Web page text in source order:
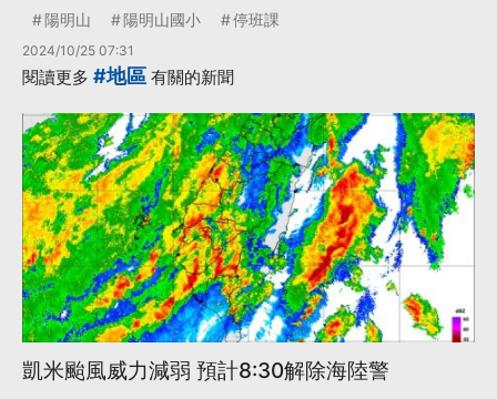
陽明山 陽明山國小 停班課
2024/10/25 07:31
閱讀更多 #地區 有關的新聞
凱米颱風威力減弱 預計8:30解除海陸警